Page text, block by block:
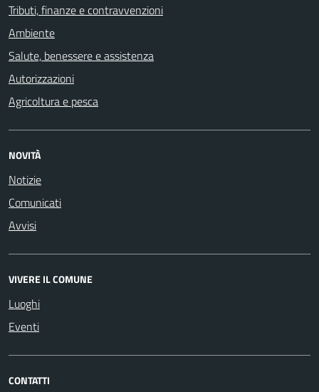
Tributi, finanze e contravvenzioni
Ambiente
Salute, benessere e assistenza
Autorizzazioni
Agricoltura e pesca
NOVITÀ
Notizie
Comunicati
Avvisi
VIVERE IL COMUNE
Luoghi
Eventi
CONTATTI